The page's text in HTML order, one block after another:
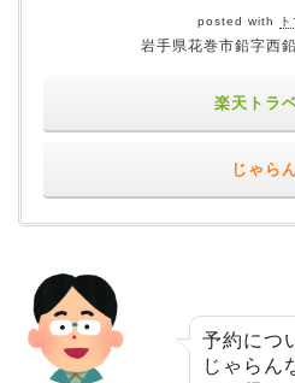
posted with
岩手県花巻市鉛字西
楽天トラ
じゃら
予約につ
じゃらん